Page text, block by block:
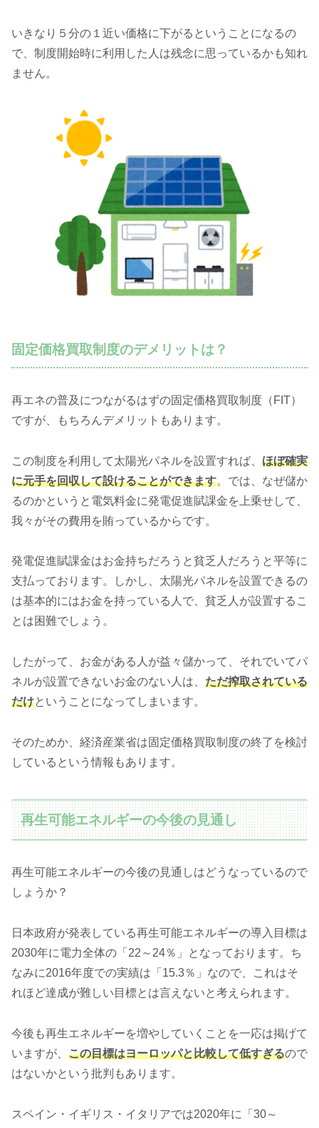
いきなり５分の１近い価格に下がるということになるの
で、制度開始時に利用した人は残念に思っているかも知れ
ません。
固定価格買取制度のデメリットは？
再エネの普及につながるはずの固定価格買取制度（FIT）
ですが、もちろんデメリットもあります。
この制度を利用して太陽光パネルを設置すれば、 ほぼ確実
に元手を回収して設けることができます。では、なぜ儲か
るのかというと電気料金に発電促進賦課金を上乗せして、
我々がその費用を賄っているからです。
発電促進賦課金はお金持ちだろうと貧乏人だろうと平等に
支払っております。しかし、太陽光パネルを設置できるの
は基本的にはお金を持っている人で、貧乏人が設置するこ
とは困難でしょう。
したがって、お金がある人が益々儲かって、それでいてパ
ネルが設置できないお金のない人は、 ただ搾取されている
だけということになってしまいます。
そのためか、経済産業省は固定価格買取制度の終了を検討
しているという情報もあります。
再生可能エネルギーの今後の見通し
再生可能エネルギーの今後の見通しはどうなっているので
しょうか？
日本政府が発表している再生可能エネルギーの導入目標は
2030年に電力全体の「22～24％」となっております。ち
なみに2016年度での実績は「15.3％」なので、これはそ
れほど達成が難しい目標とは言えないと考えられます。
今後も再生エネルギーを増やしていくことを一応は掲げて
いますが、 この目標はヨーロッパと比較して低すぎるので
はないかという批判もあります。
スペイン・イギリス・イタリアでは2020年に「30～